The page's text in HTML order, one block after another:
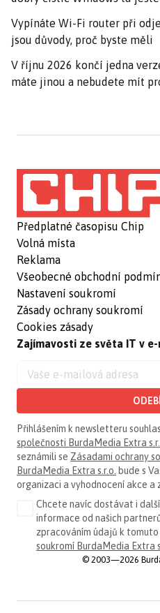
Vypínáte Wi-Fi router při
jsou důvody, proč byste měli
V říjnu 2026 končí jedna
máte jinou a nebudete mít
Předplatné časopisu Chip
Volná místa
Reklama
Všeobecné obchodní
Nastavení soukromí
Zásady ochrany soukromí
Cookies zásady
Zajímavosti ze světa IT v e-
Přihlášením k newsletteru
společnosti BurdaMedia Extra
seznámili se Zásadami ochrany
BurdaMedia Extra s.r.o. bude s
organizaci a vyhodnocení akce a
Chcete navíc dostávat i
informace od našich
zpracováním údajů k
soukromí BurdaMedia Extra
© 2003—2026